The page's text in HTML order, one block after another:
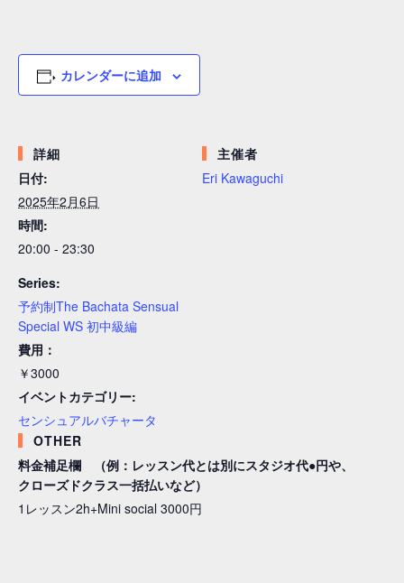
カレンダーに追加
詳細
日付:
2025年2月6日
時間:
20:00 - 23:30
Series:
予約制The Bachata Sensual
Special WS 初中級編
費用：
￥3000
イベントカテゴリー:
センシュアルバチャータ
主催者
Eri Kawaguchi
OTHER
料金補足欄 （例：レッスン代とは別にスタジオ代●円や、
クローズドクラス一括払いなど）
1レッスン2h+Mini social 3000円